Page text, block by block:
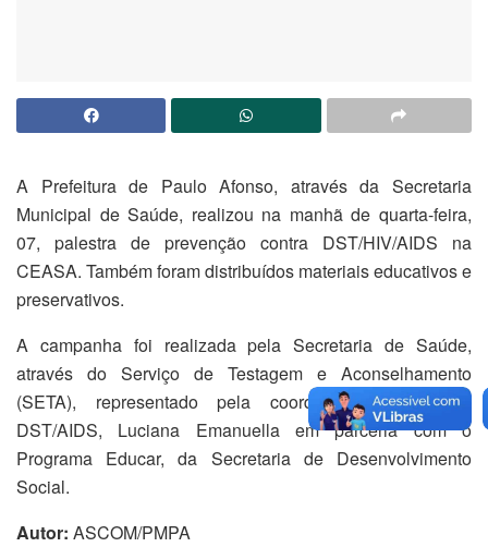
A Prefeitura de Paulo Afonso, através da Secretaria
Municipal de Saúde, realizou na manhã de quarta-feira,
07, palestra de prevenção contra DST/HIV/AIDS na
CEASA. Também foram distribuídos materiais educativos e
preservativos.
A campanha foi realizada pela Secretaria de Saúde,
através do Serviço de Testagem e Aconselhamento
(SETA), representado pela coordenadora Municipal
DST/AIDS, Luciana Emanuella em parceria com o
Programa Educar, da Secretaria de Desenvolvimento
Social.
Autor: ASCOM/PMPA